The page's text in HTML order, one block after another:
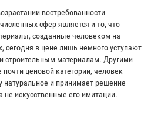
востребованности
сфер является и то, что
созданные человеком на
сегодня в цене лишь немного уступают
строительным материалам. Другими
ценовой категории, человек
натуральное и принимает решение
не искусственные его имитации.